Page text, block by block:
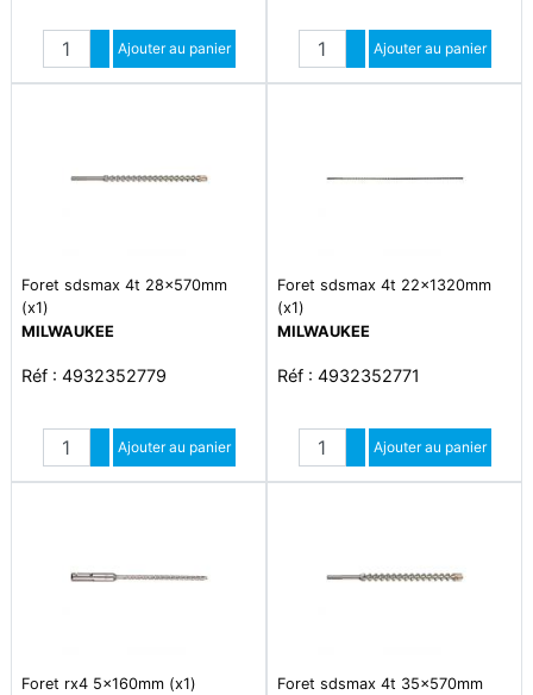
Quantité
Augmenter quantité
Diminuer quantité
Ajouter au panier Quantité
Augmenter quantité
Diminuer quantité
Ajouter au panier
Foret sdsmax 4t 28x570mm
(x1)
MILWAUKEE
Réf : 4932352779
Quantité
Augmenter quantité
Diminuer quantité
Ajouter au panier
Foret sdsmax 4t 22x1320mm
(x1)
MILWAUKEE
Réf : 4932352771
Quantité
Augmenter quantité
Diminuer quantité
Ajouter au panier
Foret rx4 5x160mm (x1)
Foret sdsmax 4t 35x570mm